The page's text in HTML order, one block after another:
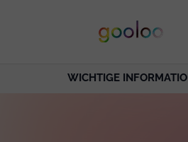
WICHTIGE